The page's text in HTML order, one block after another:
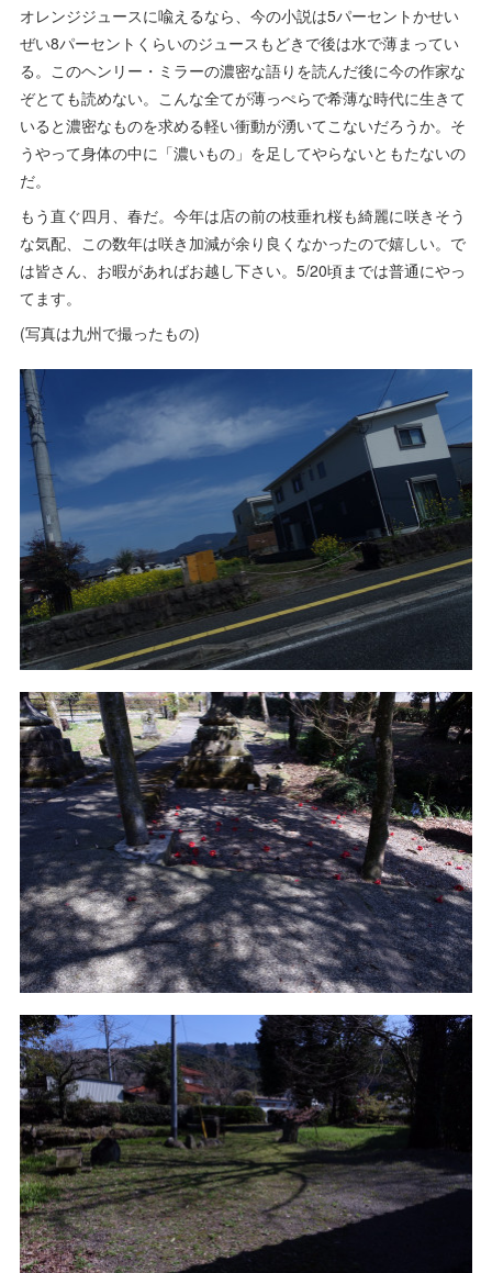
オレンジジュースに喩えるなら、今の小説は5パーセントかせい
ぜい8パーセントくらいのジュースもどきで後は水で薄まってい
る。このヘンリー・ミラーの濃密な語りを読んだ後に今の作家な
ぞとても読めない。こんな全てが薄っぺらで希薄な時代に生きて
いると濃密なものを求める軽い衝動が湧いてこないだろうか。そ
うやって身体の中に「濃いもの」を足してやらないともたないの
だ。
もう直ぐ四月、春だ。今年は店の前の枝垂れ桜も綺麗に咲きそう
な気配、この数年は咲き加減が余り良くなかったので嬉しい。で
は皆さん、お暇があればお越し下さい。5/20頃までは普通にやっ
てます。
(写真は九州で撮ったもの)